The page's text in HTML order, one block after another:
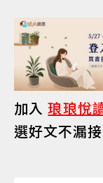
加入琅琅悅
選好文不漏接